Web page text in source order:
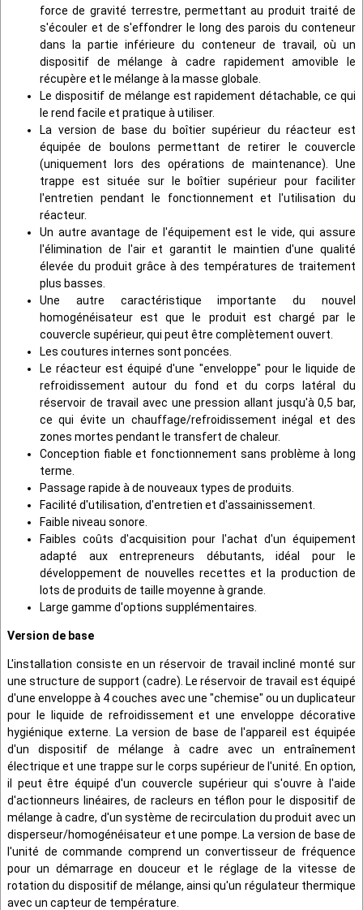
force de gravité terrestre, permettant au produit traité de
s'écouler et de s'effondrer le long des parois du conteneur
dans la partie inférieure du conteneur de travail, où un
dispositif de mélange à cadre rapidement amovible le
récupère et le mélange à la masse globale.
Le dispositif de mélange est rapidement détachable, ce qui
le rend facile et pratique à utiliser.
La version de base du boîtier supérieur du réacteur est
équipée de boulons permettant de retirer le couvercle
(uniquement lors des opérations de maintenance). Une
trappe est située sur le boîtier supérieur pour faciliter
l'entretien pendant le fonctionnement et l'utilisation du
réacteur.
Un autre avantage de l'équipement est le vide, qui assure
l'élimination de l'air et garantit le maintien d'une qualité
élevée du produit grâce à des températures de traitement
plus basses.
Une autre caractéristique importante du nouvel
homogénéisateur est que le produit est chargé par le
couvercle supérieur, qui peut être complètement ouvert.
Les coutures internes sont poncées.
Le réacteur est équipé d'une "enveloppe" pour le liquide de
refroidissement autour du fond et du corps latéral du
réservoir de travail avec une pression allant jusqu'à 0,5 bar,
ce qui évite un chauffage/refroidissement inégal et des
zones mortes pendant le transfert de chaleur.
Conception fiable et fonctionnement sans problème à long
terme.
Passage rapide à de nouveaux types de produits.
Facilité d'utilisation, d'entretien et d'assainissement.
Faible niveau sonore.
Faibles coûts d'acquisition pour l'achat d'un équipement
adapté aux entrepreneurs débutants, idéal pour le
développement de nouvelles recettes et la production de
lots de produits de taille moyenne à grande.
Large gamme d'options supplémentaires.
Version de base
L'installation consiste en un réservoir de travail incliné monté sur
une structure de support (cadre). Le réservoir de travail est équipé
d'une enveloppe à 4 couches avec une "chemise" ou un duplicateur
pour le liquide de refroidissement et une enveloppe décorative
hygiénique externe. La version de base de l'appareil est équipée
d'un dispositif de mélange à cadre avec un entraînement
électrique et une trappe sur le corps supérieur de l'unité. En option,
il peut être équipé d'un couvercle supérieur qui s'ouvre à l'aide
d'actionneurs linéaires, de racleurs en téflon pour le dispositif de
mélange à cadre, d'un système de recirculation du produit avec un
disperseur/homogénéisateur et une pompe. La version de base de
l'unité de commande comprend un convertisseur de fréquence
pour un démarrage en douceur et le réglage de la vitesse de
rotation du dispositif de mélange, ainsi qu'un régulateur thermique
avec un capteur de température.